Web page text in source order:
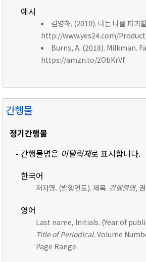
예시
김영하. (2010). 나는 나를 파괴
http://www.yes24.com/
Burns, A. (2018). Milkman.
https://amzn.to/2ObKrVf
간행물
정기간행물
- 간행물명은 이탤릭체로 표시합니다.
한국어
저자명. (발행연도). 제목. 간행물명,
영어
Last name, Initials. (Year of
Title of Periodical. Volume
Page Range.